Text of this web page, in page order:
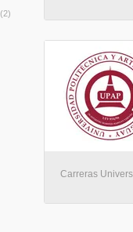
(2)
Carreras